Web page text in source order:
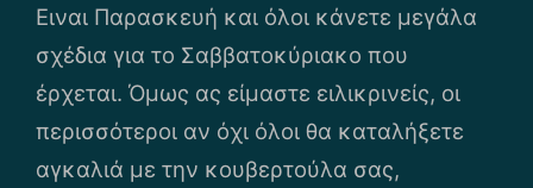
Ειναι Παρασκευή και όλοι κάνετε μεγάλα
σχέδια για το Σαββατοκύριακο που
έρχεται. Όμως ας είμαστε ειλικρινείς, οι
περισσότεροι αν όχι όλοι θα καταλήξετε
αγκαλιά με την κουβερτούλα σας,